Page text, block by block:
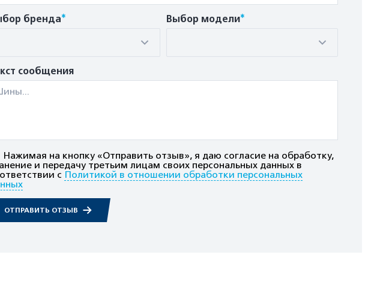
бренда* Выбор модели*
сообщения
Нажимая на кнопку «Отправить отзыв», я даю согласие на обработку,
и передачу третьим лицам своих персональных данных в
с Политикой в отношении обработки персональных
ОТПРАВИТЬ ОТЗЫВ